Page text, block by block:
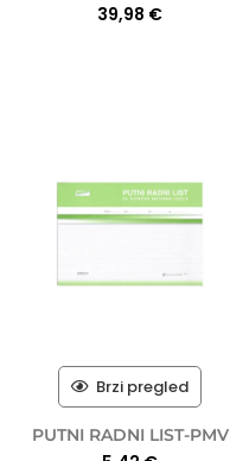
39,98 €
Brzi pregled
PUTNI RADNI LIST-PMV